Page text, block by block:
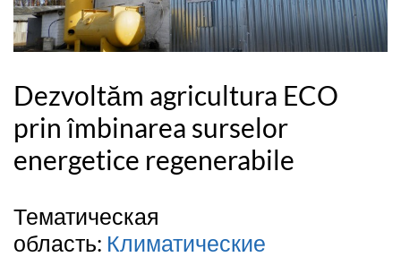
Dezvoltăm agricultura ECO
prin îmbinarea surselor
energetice regenerabile
Тематическая
область: Климатические